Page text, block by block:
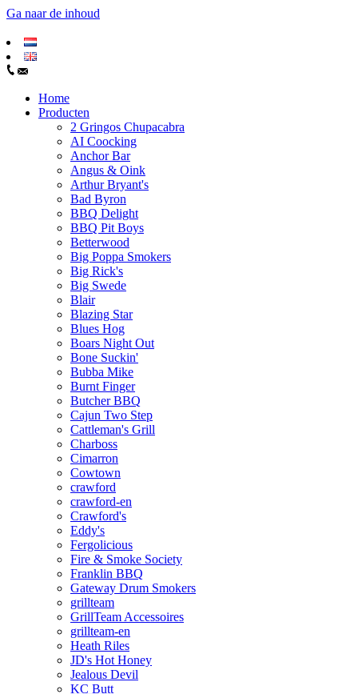
Ga naar de inhoud
Home
Producten
2 Gringos Chupacabra
AI Coocking
Anchor Bar
Angus & Oink
Arthur Bryant's
Bad Byron
BBQ Delight
BBQ Pit Boys
Betterwood
Big Poppa Smokers
Big Rick's
Big Swede
Blair
Blazing Star
Blues Hog
Boars Night Out
Bone Suckin'
Bubba Mike
Burnt Finger
Butcher BBQ
Cajun Two Step
Cattleman's Grill
Charboss
Cimarron
Cowtown
crawford
crawford-en
Crawford's
Eddy's
Fergolicious
Fire & Smoke Society
Franklin BBQ
Gateway Drum Smokers
grillteam
GrillTeam Accessoires
grillteam-en
Heath Riles
JD's Hot Honey
Jealous Devil
KC Butt